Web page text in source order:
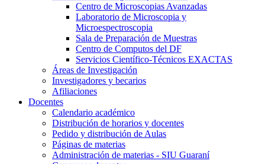
Centro de Microscopias Avanzadas
Laboratorio de Microscopia y
Microespectroscopia
Sala de Preparación de Muestras
Centro de Computos del DF
Servicios Científico-Técnicos EXACTAS
Áreas de Investigación
Investigadores y becarios
Afiliaciones
Docentes
Calendario académico
Distribución de horarios y docentes
Pedido y distribución de Aulas
Páginas de materias
Administración de materias - SIU Guaraní